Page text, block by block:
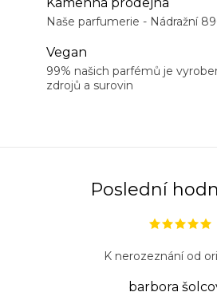
Naše parfumerie - Nádražní
Vegan
99% našich parfémů je
zdrojů a surovin
Poslední
K nerozeznání od
barbora